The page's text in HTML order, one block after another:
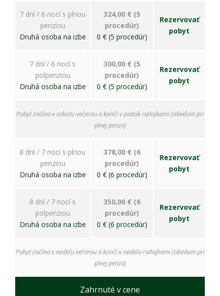
7 dní / 6 nocí s plnou
penziou
Druhá osoba na izbe
324,00 € (5
procedúr)
0 € (5 procedúr)
Rezervovať
pobyt
7 dní / 6 nocí s
polpenziou
Druhá osoba na izbe
300,00 € (5
procedúr)
0 € (5 procedúr)
Rezervovať
pobyt
Pobyt začína v sobotu večerou a končí v piatok raňajkami (obedom pri
plnej penzii)
8 dní / 7 nocí s plnou
penziou
Druhá osoba na izbe
378,00 € (6
procedúr)
0 € (6 procedúr)
Rezervovať
pobyt
8 dní / 7 nocí s
polpenziou
Druhá osoba na izbe
350,00 € (6
procedúr)
0 € (6 procedúr)
Rezervovať
pobyt
Pobyt začína v nedeľu večerou a končí v nedeľu raňajkami (obedom pri
plnej penzii)
Zahrnuté v cene